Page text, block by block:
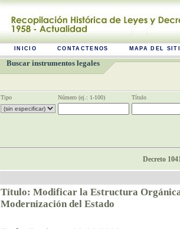
INICIO CONTACTENOS MAPA DEL
Buscar instrumentos legales
Tipo Número (ej.: 1-100) Título
Decreto
Título: Modificar la Estructura
Modernización del Estado